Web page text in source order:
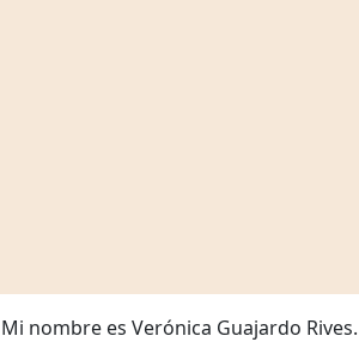
Mi nombre es Verónica Guajardo Rives.